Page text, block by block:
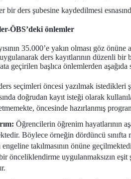
ders şubesine kaydedilmesi
ÖBS’deki önlemler
35.000’e yakın olması göz
ders kayıtlarının düzenli bir
geçirilen başlıca önlemlerden aşağıda
seçimleri öncesi yazılmak istedikleri
doğrudan kayıt isteği olarak
öncesinde hazırlanmış
Öğrencilerin öğrenim hayatlarının
Böylece örneğin dördüncü
takılmasının önüne
önceliklendirme uygulanmaksızın eşit